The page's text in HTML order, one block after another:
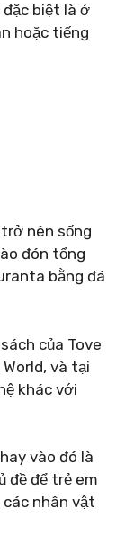
biệt là ở
hoặc tiếng
nên sống
đón tổng
bằng đá
của Tove
và tại
khác với
vào đó là
đề để trẻ em
nhân vật